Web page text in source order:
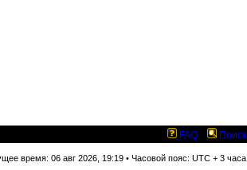
FAQ Поиск
время: 06 авг 2026, 19:19 • Часовой пояс: UTC + 3 часа